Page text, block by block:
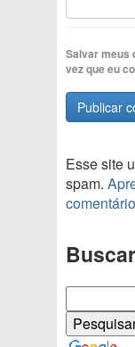
Salvar meus
vez que eu
Esse site
spam.
Buscar